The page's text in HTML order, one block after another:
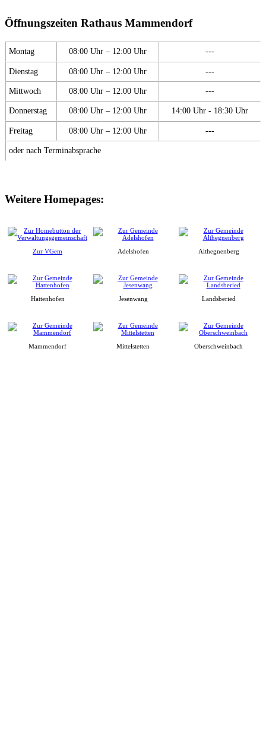
Öffnungszeiten Rathaus Mammendorf
Montag 08:00 Uhr – 12:00 Uhr ---
Dienstag 08:00 Uhr – 12:00 Uhr ---
Mittwoch 08:00 Uhr – 12:00 Uhr ---
Donnerstag 08:00 Uhr – 12:00 Uhr 14:00 Uhr - 18:30 Uhr
Freitag 08:00 Uhr – 12:00 Uhr ---
oder nach Terminabsprache
Weitere Homepages:
Zur VGem Adelshofen Althegnenberg
Hattenhofen Jesenwang Landsberied
Mammendorf Mittelstetten Oberschweinbach